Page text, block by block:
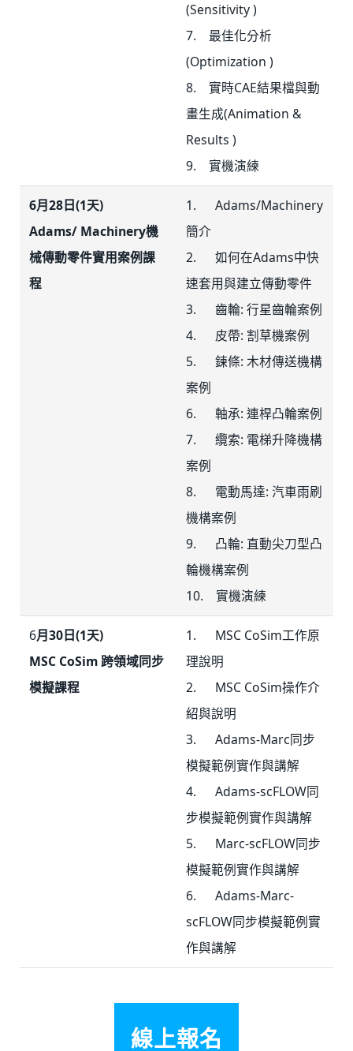
(Sensitivity )
7. 最佳化分析
(Optimization )
8. 實時CAE結果檔與動
畫生成(Animation &
Results )
9. 實機演練
6月28日(1天)
Adams/ Machinery機
械傳動零件實用案例課
程
1. Adams/Machinery
簡介
2. 如何在Adams中快
速套用與建立傳動零件
3. 齒輪: 行星齒輪案例
4. 皮帶: 割草機案例
5. 鍊條: 木材傳送機構
案例
6. 軸承: 連桿凸輪案例
7. 纜索: 電梯升降機構
案例
8. 電動馬達: 汽車雨刷
機構案例
9. 凸輪: 直動尖刀型凸
輪機構案例
10. 實機演練
6月30日(1天)
MSC CoSim 跨領域同步
模擬課程
1. MSC CoSim工作原
理說明
2. MSC CoSim操作介
紹與說明
3. Adams-Marc同步
模擬範例實作與講解
4. Adams-scFLOW同
步模擬範例實作與講解
5. Marc-scFLOW同步
模擬範例實作與講解
6. Adams-Marc-
scFLOW同步模擬範例實
作與講解
線上報名